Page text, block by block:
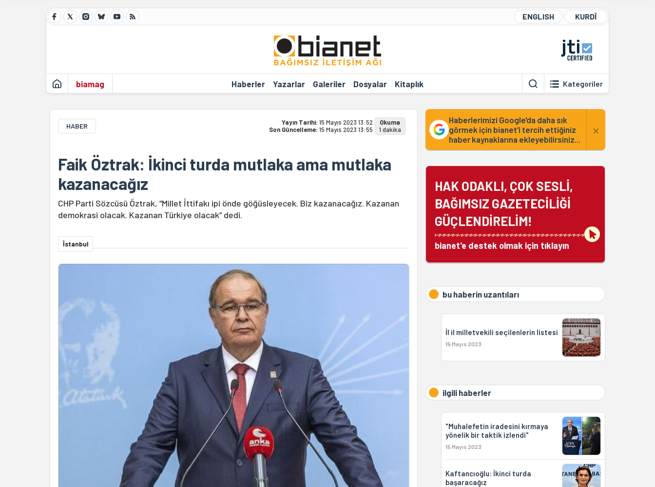
ENGLISH KURDÎ
biamag Haberler Yazarlar Galeriler Dosyalar Kitaplık Kategoriler
HABER Yayın Tarihi: 15 Mayıs 2023 13:52
Son Güncelleme: 15 Mayıs 2023 13:55
Okuma
1 dakika
Faik Öztrak: İkinci turda mutlaka ama mutlaka
kazanacağız
CHP Parti Sözcüsü Öztrak, “Millet İttifakı ipi önde göğüsleyecek. Biz kazanacağız. Kazanan
demokrasi olacak. Kazanan Türkiye olacak” dedi.
İstanbul
Haberlerimizi Google'da daha sık
görmek için bianet'i tercih ettiğiniz
haber kaynaklarına ekleyebilirsiniz...
×
HAK ODAKLI, ÇOK SESLİ,
BAĞIMSIZ GAZETECİLİĞİ
GÜÇLENDİRELİM!
bianet'e destek olmak için tıklayın
bu haberin uzantıları
İl il milletvekili seçilenlerin listesi
15 Mayıs 2023
ilgili haberler
"Muhalefetin iradesini kırmaya
yönelik bir taktik izlendi"
15 Mayıs 2023
Kaftancıoğlu: İkinci turda
başaracağız